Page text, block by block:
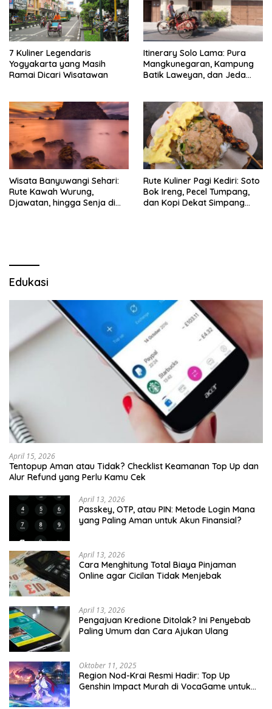
7 Kuliner Legendaris
Yogyakarta yang Masih
Ramai Dicari Wisatawan
Itinerary Solo Lama: Pura
Mangkunegaran, Kampung
Batik Laweyan, dan Jeda
Wisata Banyuwangi Sehari:
Rute Kawah Wurung,
Djawatan, hingga Senja di
Rute Kuliner Pagi Kediri: Soto
Bok Ireng, Pecel Tumpang,
dan Kopi Dekat Simpang
Edukasi
April 15, 2026
Tentopup Aman atau Tidak? Checklist Keamanan Top Up dan
Alur Refund yang Perlu Kamu Cek
April 13, 2026
Passkey, OTP, atau PIN: Metode Login Mana
yang Paling Aman untuk Akun Finansial?
April 13, 2026
Cara Menghitung Total Biaya Pinjaman
Online agar Cicilan Tidak Menjebak
April 13, 2026
Pengajuan Kredione Ditolak? Ini Penyebab
Paling Umum dan Cara Ajukan Ulang
Oktober 11, 2025
Region Nod-Krai Resmi Hadir: Top Up
Genshin Impact Murah di VocaGame untuk